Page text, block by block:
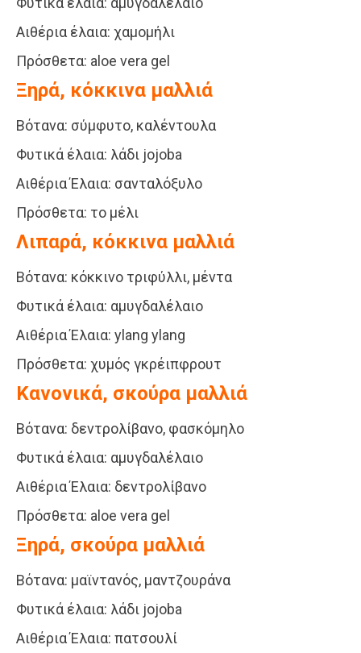
Αιθέρια έλαια: χαμομήλι
Πρόσθετα: aloe vera gel
Ξηρά, κόκκινα μαλλιά
Βότανα: σύμφυτο, καλέντουλα
Φυτικά έλαια: λάδι jojoba
Αιθέρια Έλαια: σανταλόξυλο
Πρόσθετα: το μέλι
Λιπαρά, κόκκινα μαλλιά
Βότανα: κόκκινο τριφύλλι, μέντα
Φυτικά έλαια: αμυγδαλέλαιο
Αιθέρια Έλαια: ylang ylang
Πρόσθετα: χυμός γκρέιπφρουτ
Κανονικά, σκούρα μαλλιά
Βότανα: δεντρολίβανο, φασκόμηλο
Φυτικά έλαια: αμυγδαλέλαιο
Αιθέρια Έλαια: δεντρολίβανο
Πρόσθετα: aloe vera gel
Ξηρά, σκούρα μαλλιά
Βότανα: μαϊντανός, μαντζουράνα
Φυτικά έλαια: λάδι jojoba
Αιθέρια Έλαια: πατσουλί